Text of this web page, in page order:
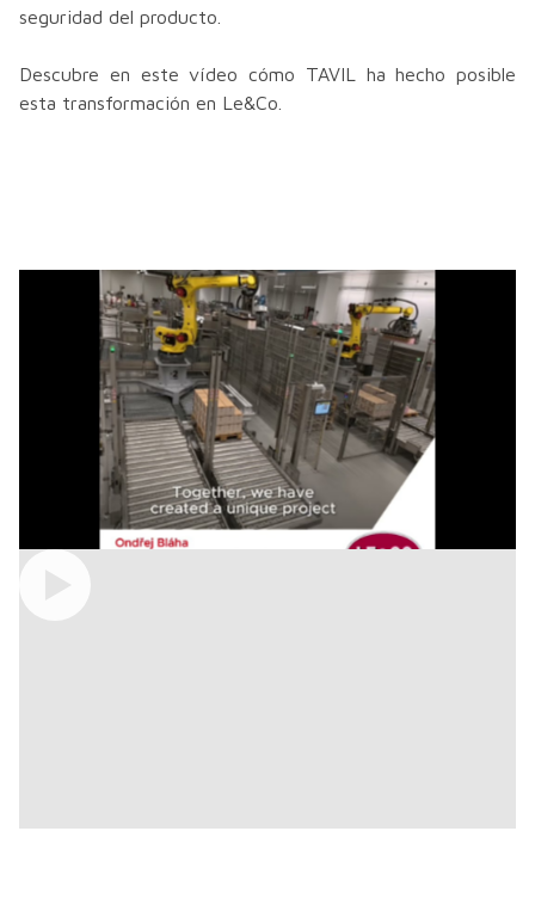
seguridad del producto.
Descubre en este vídeo cómo TAVIL ha hecho posible
esta transformación en Le&Co.